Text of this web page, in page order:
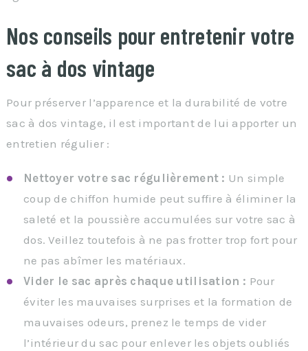
Nos conseils pour entretenir votre
sac à dos vintage
Pour préserver l’apparence et la durabilité de votre
sac à dos vintage, il est important de lui apporter un
entretien régulier :
Nettoyer votre sac régulièrement : Un simple
coup de chiffon humide peut suffire à éliminer la
saleté et la poussière accumulées sur votre sac à
dos. Veillez toutefois à ne pas frotter trop fort pour
ne pas abîmer les matériaux.
Vider le sac après chaque utilisation : Pour
éviter les mauvaises surprises et la formation de
mauvaises odeurs, prenez le temps de vider
l’intérieur du sac pour enlever les objets oubliés